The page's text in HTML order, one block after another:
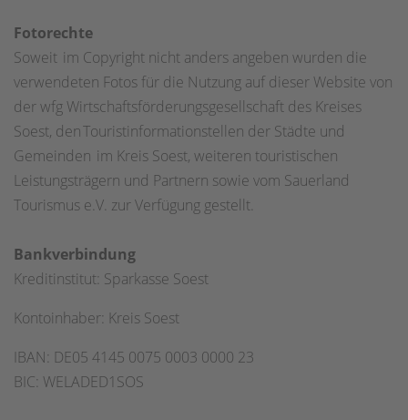
Fotorechte
Soweit im Copyright nicht anders angeben wurden die
verwendeten Fotos für die Nutzung auf dieser Website von
der wfg Wirtschaftsförderungsgesellschaft des Kreises
Soest, den Touristinformationstellen der Städte und
Gemeinden im Kreis Soest, weiteren touristischen
Leistungsträgern und Partnern sowie vom Sauerland
Tourismus e.V. zur Verfügung gestellt.
Bankverbindung
Kreditinstitut: Sparkasse Soest
Kontoinhaber: Kreis Soest
IBAN: DE05 4145 0075 0003 0000 23
BIC: WELADED1SOS